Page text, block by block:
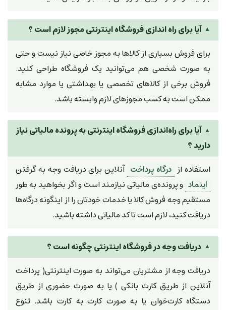
آیا برای راه اندازی فروشگاه اینترنتی مجوز لازم است ؟
برای فروش بسیاری از کالاها به مجوز خاصی نیاز نیست و حتی
به صورت شخصی هم می‌توانید یک فروشگاه طراحی کنید.
فروش برخی از کالاهای تخصصی یا بهداشتی یا موارد مشابه
ممکن است به کسب مجوزهای لازم وابسته باشد.
آیا برای راه‌اندازی فروشگاه اینترنتی به پرونده مالیاتی نیاز
دارید ؟
استفاده از درگاه پرداخت آنلاین برای دریافت وجه به گرفتن
اینماد و پرونده‌ی مالیاتی نیازمند است و اگر بخواهید به طور
مستقیم وجه فروش کالا یا خدمات خودتان را از اینگونه درگاه‌ها
دریافت کنید، لازم است تا کد مالیاتی داشته باشید.
دریافت وجه در فروشگاه اینترنتی چگونه است ؟
دریافت وجه از مشتریان می‌تواند به صورت اینترنتی( پرداخت
آنلاین از طریق کارت بانکی ) یا به صورت حضوری از طریق
دستگاه کارت‌خوان یا به صورت کارت به کارت باشد. تنوع